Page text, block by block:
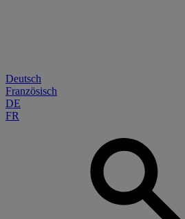
Deutsch
Französisch
DE
FR